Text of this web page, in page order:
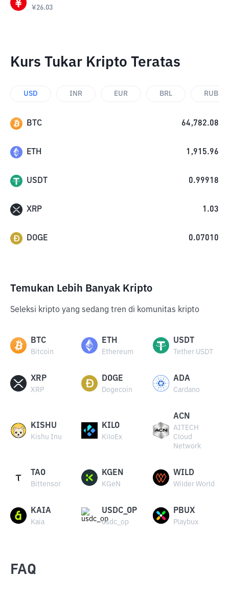
¥26.03
Kurs Tukar Kripto Teratas
USD INR EUR BRL RUB
BTC 64,782.08
ETH 1,915.96
USDT 0.99918
XRP 1.03
DOGE 0.07010
Temukan Lebih Banyak Kripto
Seleksi kripto yang sedang tren di komunitas kripto
BTC
Bitcoin
ETH
Ethereum
USDT
Tether USDT
XRP
XRP
DOGE
Dogecoin
ADA
Cardano
KISHU
Kishu Inu
KILO
KiloEx
ACN
AITECH
Cloud
Network
TAO
Bittensor
KGEN
KGeN
WILD
Wilder World
KAIA
Kaia
USDC_OP
usdc_op
PBUX
Playbux
FAQ